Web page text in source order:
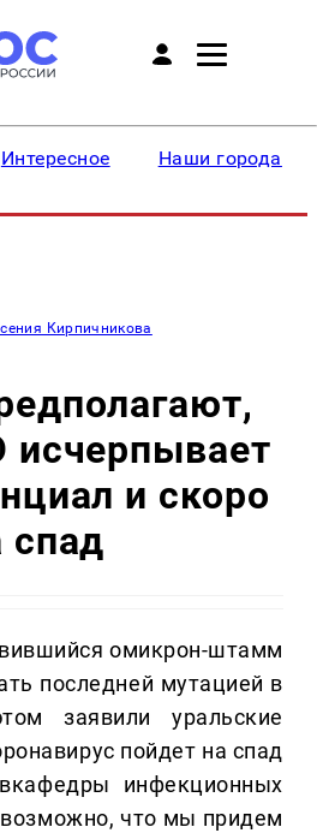
Интересное Наши города
Кирпичникова
исчерпывает
и скоро
спад
омикрон-штамм
последней мутацией в
заявили уральские
пойдет на спад
инфекционных
что мы придем